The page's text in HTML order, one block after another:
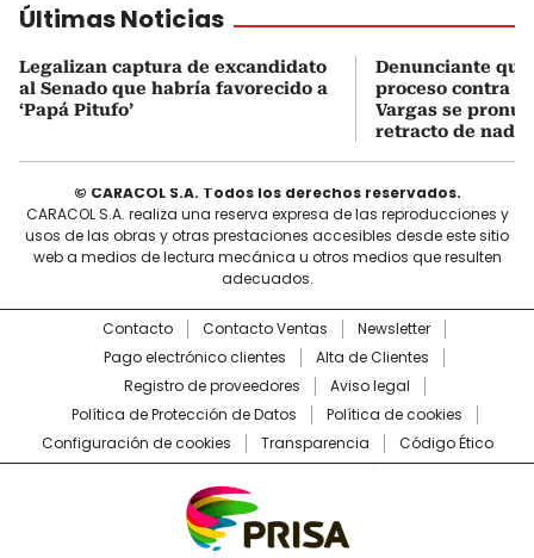
Últimas Noticias
Legalizan captura de excandidato
al Senado que habría favorecido a
‘Papá Pitufo’
Denunciante
proceso contra
Vargas se
retracto de nada”
© CARACOL S.A. Todos los derechos reservados.
CARACOL S.A. realiza una reserva expresa de las reproducciones y
usos de las obras y otras prestaciones accesibles desde este sitio
web a medios de lectura mecánica u otros medios que resulten
adecuados.
Contacto Contacto Ventas
Newsletter
Pago electrónico clientes
Alta de Clientes
Registro de proveedores
Aviso legal
Política de Protección de Datos
Política de cookies
Configuración de cookies
Transparencia Código Ético